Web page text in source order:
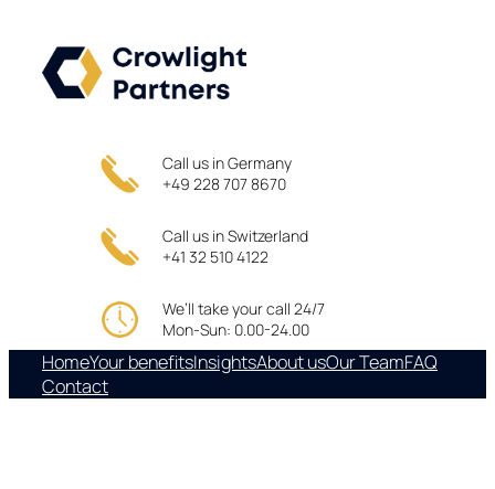
content
Call us in Germany
+49 228 707 8670
Call us in Switzerland
+41 32 510 4122
We’ll take your call 24/7
Mon-Sun: 0.00-24.00
HomeYour benefitsInsightsAbout usOur TeamFAQ
Contact